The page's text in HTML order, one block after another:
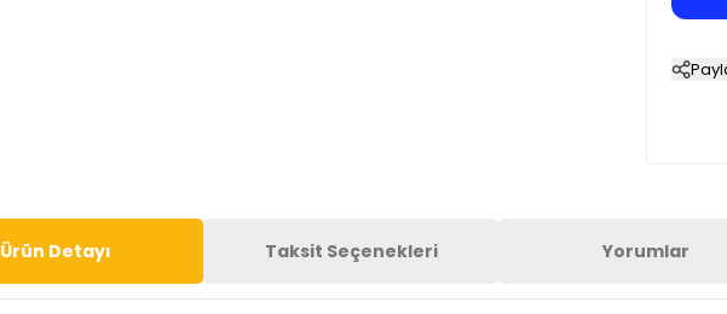
Ürün Detayı Taksit Seçenekleri Yorumlar